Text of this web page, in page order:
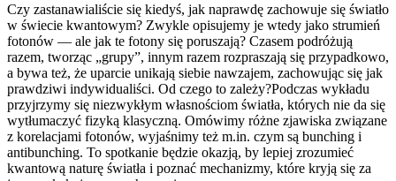
Czy zastanawialiście się kiedyś, jak naprawdę zachowuje się światło
w świecie kwantowym? Zwykle opisujemy je wtedy jako strumień
fotonów — ale jak te fotony się poruszają? Czasem podróżują
razem, tworząc „grupy”, innym razem rozpraszają się przypadkowo,
a bywa też, że uparcie unikają siebie nawzajem, zachowując się jak
prawdziwi indywidualiści. Od czego to zależy?Podczas wykładu
przyjrzymy się niezwykłym własnościom światła, których nie da się
wytłumaczyć fizyką klasyczną. Omówimy różne zjawiska związane
z korelacjami fotonów, wyjaśnimy też m.in. czym są bunching i
antibunching. To spotkanie będzie okazją, by lepiej zrozumieć
kwantową naturę światła i poznać mechanizmy, które kryją się za